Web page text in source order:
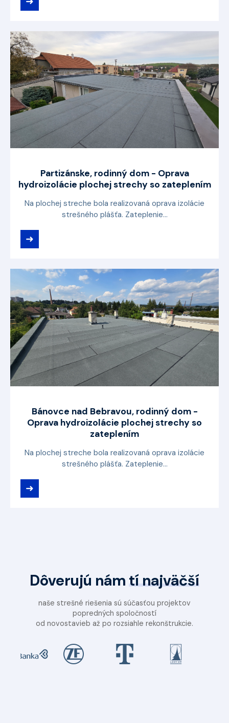
Partizánske, rodinný dom - Oprava
hydroizolácie plochej strechy so zateplením
Na plochej streche bola realizovaná oprava izolácie
strešného plášťa. Zateplenie...
➜
Bánovce nad Bebravou, rodinný dom -
Oprava hydroizolácie plochej strechy so
zateplením
Na plochej streche bola realizovaná oprava izolácie
strešného plášťa. Zateplenie...
➜
Dôverujú námtí najväčší
naše strešné riešenia sú súčasťou projektov
popredných spoločností
od novostavieb až po rozsiahle rekonštrukcie.